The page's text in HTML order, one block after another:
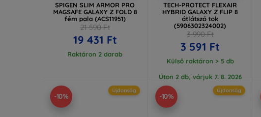
SPIGEN SLIM ARMOR PRO
MAGSAFE GALAXY Z FOLD 8
fém pala (ACS11951)
21 590 Ft
19 431 Ft
Raktáron 2 darab
TECH-PROTECT FLEXAIR
HYBRID GALAXY Z FLIP 8
átlátszó tok
(5906302324002)
3 990 Ft
3 591 Ft
Külső raktáron > 5 db
Úton 2 db, várjuk 7. 8. 2026
-10%
Újdonság
-10%
Újdonság